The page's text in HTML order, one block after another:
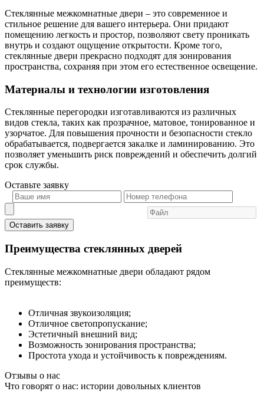
Стеклянные межкомнатные двери – это современное и
стильное решение для вашего интерьера. Они придают
помещению легкость и простор, позволяют свету проникать
внутрь и создают ощущение открытости. Кроме того,
стеклянные двери прекрасно подходят для зонирования
пространства, сохраняя при этом его естественное освещение.
Материалы и технологии изготовления
Стеклянные перегородки изготавливаются из различных
видов стекла, таких как прозрачное, матовое, тонированное и
узорчатое. Для повышения прочности и безопасности стекло
обрабатывается, подвергается закалке и ламинированию. Это
позволяет уменьшить риск повреждений и обеспечить долгий
срок службы.
Оставьте заявку
Оставить заявку
Преимущества стеклянных дверей
Стеклянные межкомнатные двери обладают рядом
преимуществ:
Отличная звукоизоляция;
Отличное светопропускание;
Эстетичный внешний вид;
Возможность зонирования пространства;
Простота ухода и устойчивость к повреждениям.
Отзывы о нас
Что говорят о нас: истории довольных клиентов